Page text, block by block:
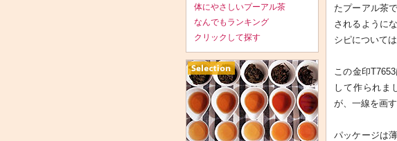
たプーアル茶
されるように
シピについて
この金印
して作られま
が、一線を画
パッケージは
体にやさしいプーアル茶
なんでもランキング
クリックして探す